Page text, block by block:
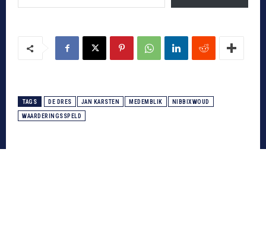
TAGS DE DRES JAN KARSTEN MEDEMBLIK NIBBIXWOUD
WAARDERINGSSPELD